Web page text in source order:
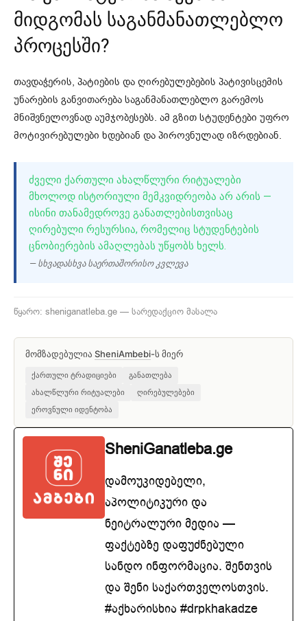
მიდგომას საგანმანათლებლო
პროცესში?
თავდაჭერის, პატიების და ღირებულებების პატივისცემის
უნარების განვითარება საგანმანათლებლო გარემოს
მნიშვნელოვნად აუმჯობესებს. ამ გზით სტუდენტები უფრო
მოტივირებულები ხდებიან და პიროვნულად იზრდებიან.
ᲫᲕᲔᲚᲘ ᲥᲐᲠᲗᲣᲚᲘ ᲐᲮᲐᲚᲬᲚᲣᲠᲘ ᲠᲘᲢᲣᲐᲚᲔᲑᲘ
ᲛᲮᲝᲚᲝᲓ ᲘᲡᲢᲝᲠᲘᲣᲚᲘ ᲛᲔᲛᲙᲕᲘᲓᲠᲔᲝᲑᲐ ᲐᲠ ᲐᲠᲘᲡ —
ᲘᲡᲘᲜᲘ ᲗᲐᲜᲐᲛᲔᲓᲠᲝᲕᲔ ᲒᲐᲜᲐᲗᲚᲔᲑᲘᲡᲗᲕᲘᲡᲐᲪ
ᲦᲘᲠᲔᲑᲣᲚᲘ ᲠᲔᲡᲣᲠᲡᲘᲐ, ᲠᲝᲛᲔᲚᲘᲪ ᲡᲢᲣᲓᲔᲜᲢᲔᲑᲘᲡ
ᲪᲜᲝᲑᲘᲔᲠᲔᲑᲘᲡ ᲐᲛᲐᲦᲚᲔᲑᲐᲡ ᲣᲬᲧᲝᲑᲡ ᲮᲔᲚᲡ.
— სხვადასხვა საერთაშორისო კვლევა
წყარო: sheniganatleba.ge — სარედაქციო მასალა
მომზადებულია SheniAmbebi-ს მიერ
ქართული ტრადიციები
განათლება
ახალწლური რიტუალები
ღირებულებები
ეროვნული იდენტობა
SheniGanatleba.ge
დამოუკიდებელი,
აპოლიტიკური და
ნეიტრალური მედია —
ფაქტებზე დაფუძნებული
სანდო ინფორმაცია. შენთვის
და შენი საქართველოსთვის.
#აქხარისხია #drpkhakadze